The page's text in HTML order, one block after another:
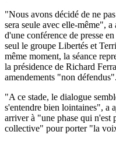
"Nous avons décidé de ne
sera seule avec elle-même",
d'une conférence de presse
seul le groupe Libertés et
même moment, la séance
la présidence de Richard
amendements "non défendus".
"A ce stade, le dialogue
s'entendre bien lointaines", a
arriver à "une phase qui n'est
collective" pour porter "la